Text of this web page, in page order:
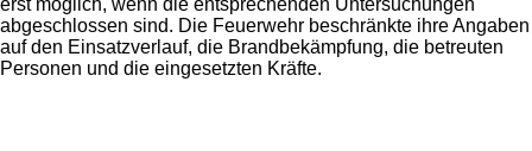
abgeschlossen sind. Die Feuerwehr beschränkte ihre Angaben
auf den Einsatzverlauf, die Brandbekämpfung, die betreuten
Personen und die eingesetzten Kräfte.